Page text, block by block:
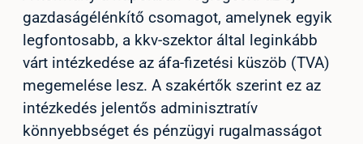
gazdaságélénkítő csomagot, amelynek egyik
legfontosabb, a kkv-szektor által leginkább
várt intézkedése az áfa-fizetési küszöb (TVA)
megemelése lesz. A szakértők szerint ez az
intézkedés jelentős adminisztratív
könnyebbséget és pénzügyi rugalmasságot